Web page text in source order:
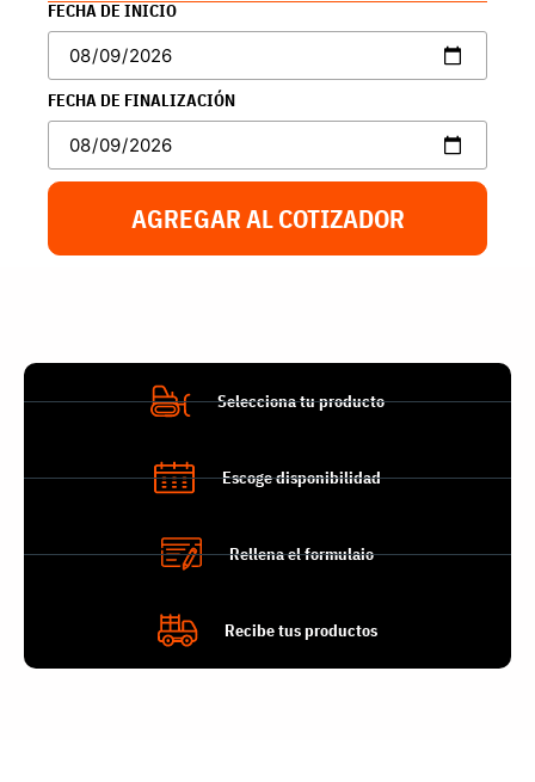
FECHA DE INICIO
FECHA DE FINALIZACIÓN
AGREGAR AL COTIZADOR
Selecciona tu producto
Escoge disponibilidad
Rellena el formulaio
Recibe tus productos